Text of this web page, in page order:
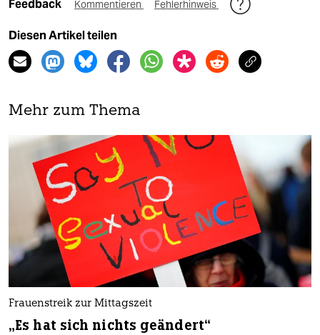
Feedback Kommentieren Fehlerhinweis
Diesen Artikel teilen
Mehr zum Thema
Frauenstreik zur Mittagszeit
„Es hat sich nichts geändert“